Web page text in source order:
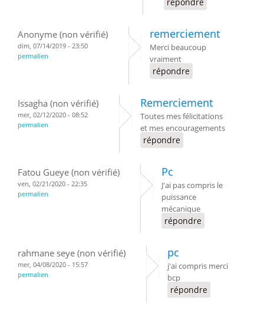
Anonyme (non vérifié)
dim, 07/14/2019 - 23:50
permalien
remerciement
Merci beaucoup
vraiment
répondre
Issagha (non vérifié)
mer, 02/12/2020 - 08:52
permalien
Remerciement
Toutes mes félicitations
et mes encouragements
répondre
Fatou Gueye (non vérifié)
ven, 02/21/2020 - 22:35
permalien
Pc
J'ai pas compris le
puissance
mécanique
répondre
rahmane seye (non vérifié)
mer, 04/08/2020 - 15:57
permalien
pc
j'ai compris merci
bcp
répondre